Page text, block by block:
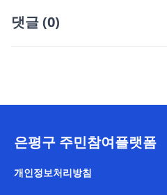
댓글(0)
은평구 주민참여플랫폼
개인정보처리방침